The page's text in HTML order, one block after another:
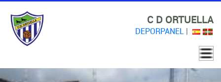
C D ORTUELLA
DEPORPANEL |